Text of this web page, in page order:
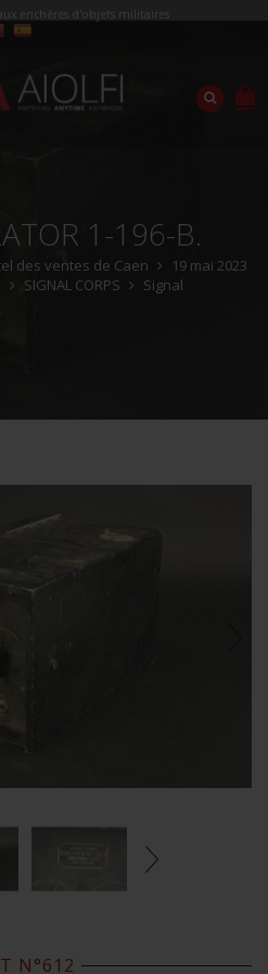
enchères d'objets militaires
1-196-B.
des ventes de Caen
19 mai 2023
SIGNAL CORPS
Signal
N°612